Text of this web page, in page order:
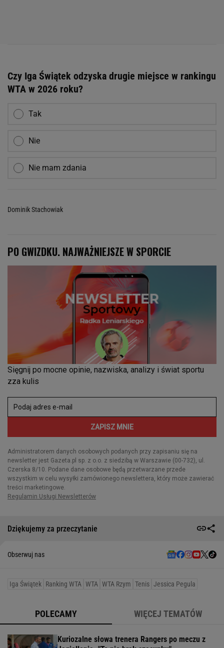
Czy Iga Świątek odzyska drugie miejsce w rankingu
WTA w 2026 roku?
Tak
Nie
Nie mam zdania
Dominik Stachowiak
Dziękujemy za przeczytanie
Obserwuj nas
Iga Świątek Ranking WTA WTA WTA Rzym Tenis Jessica Pegula
POLECAMY WIĘCEJ TEMATÓW
Kuriozalne słowa trenera Rangers po meczu z